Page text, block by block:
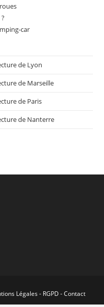
car
de Lyon
de Marseille
de Paris
de Nanterre
Légales- RGPD -Contact